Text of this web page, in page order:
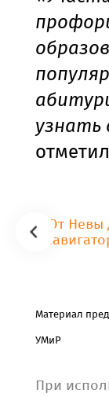
узнать
Материал
УМиР
При